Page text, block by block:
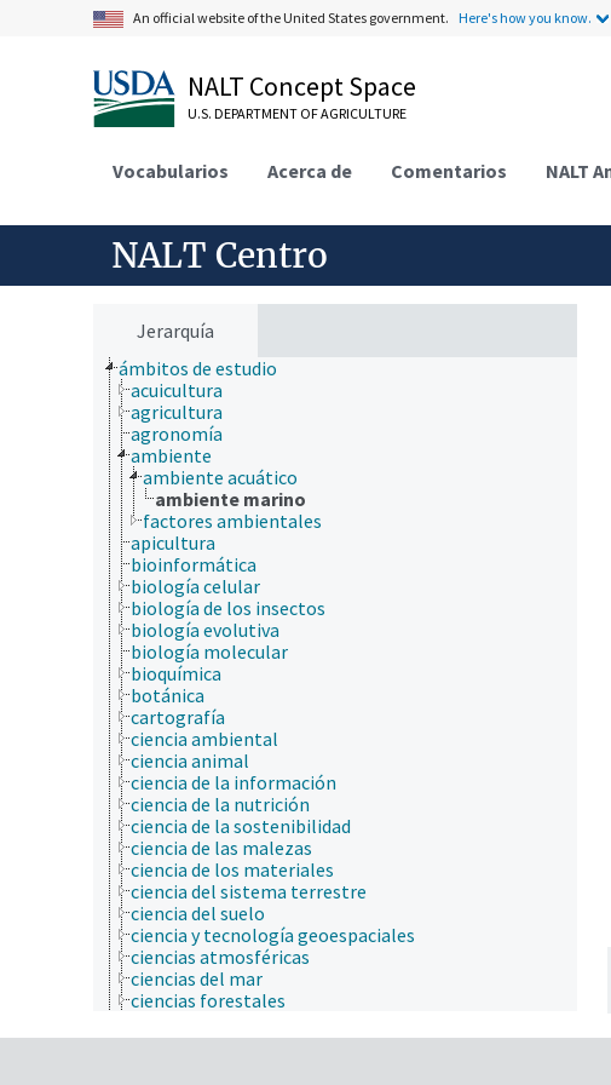
An official website of the United States government. Here's how you know.
NALT Concept Space
U.S. DEPARTMENT OF AGRICULTURE
Vocabularios Acerca de Comentarios NALT
NALT Centro
Jerarquía
ámbitos de estudio
acuicultura
agricultura
agronomía
ambiente
ambiente acuático
ambiente marino
factores ambientales
apicultura
bioinformática
biología celular
biología de los insectos
biología evolutiva
biología molecular
bioquímica
botánica
cartografía
ciencia ambiental
ciencia animal
ciencia de la información
ciencia de la nutrición
ciencia de la sostenibilidad
ciencia de las malezas
ciencia de los materiales
ciencia del sistema terrestre
ciencia del suelo
ciencia y tecnología geoespaciales
ciencias atmosféricas
ciencias del mar
ciencias forestales
comunicación (humana)